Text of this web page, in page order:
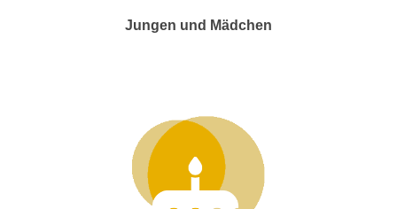
Jungen und Mädchen